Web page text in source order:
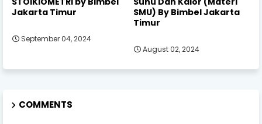
Jakarta Timur
September 04, 2024
SMU) By Bimbel Jakarta
Timur
August 02, 2024
COMMENTS